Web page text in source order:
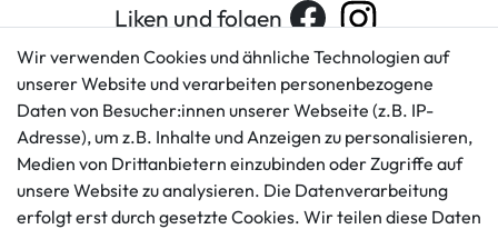
Liken und folgen
Kundenservice
+49 421 596586
info@gameworld.de
Rechtliches
AGB
Impressum
Datenschutzerklärung
Wir verwenden Cookies und ähnliche Technologien auf
unserer Website und verarbeiten personenbezogene
Daten von Besucher:innen unserer Webseite (z.B. IP-
Adresse), um z.B. Inhalte und Anzeigen zu personalisieren,
Medien von Drittanbietern einzubinden oder Zugriffe auf
unsere Website zu analysieren. Die Datenverarbeitung
erfolgt erst durch gesetzte Cookies. Wir teilen diese Daten